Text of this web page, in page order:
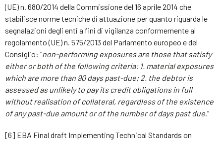
(UE) n. 680/2014 della Commissione del 16 aprile 2014 che
stabilisce norme tecniche di attuazione per quanto riguarda le
segnalazioni degli enti a fini di vigilanza conformemente al
regolamento (UE) n. 575/2013 del Parlamento europeo e del
Consiglio: “non-performing exposures are those that satisfy
either or both of the following criteria: 1. material exposures
which are more than 90 days past-due; 2. the debtor is
assessed as unlikely to pay its credit obligations in full
without realisation of collateral, regardless of the existence
of any past-due amount or of the number of days past due .”
[6] EBA Final draft Implementing Technical Standards on